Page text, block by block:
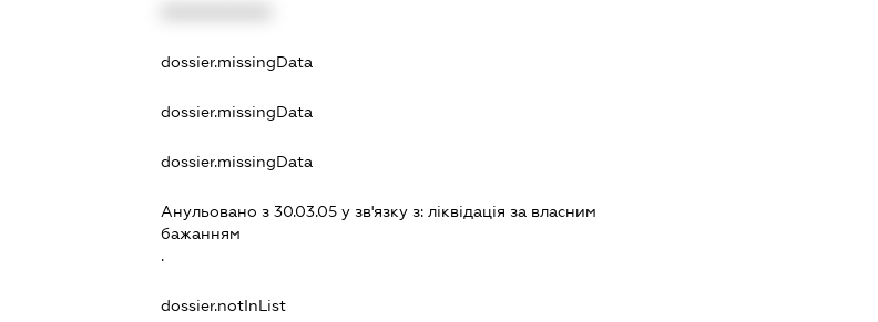
dossier.missingData
dossier.missingData
dossier.missingData
Анульовано з 30.03.05 у зв'язку з:лiквiдацiя за власним
бажанням
.
dossier.notInList